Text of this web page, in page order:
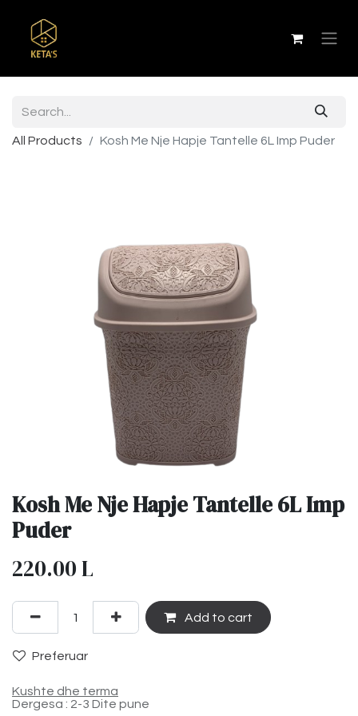
All Products Kosh Me Nje Hapje Tantelle 6L Imp Puder
Kosh Me Nje Hapje Tantelle 6L Imp
Puder
220.00L
Add to cart
Preferuar
Kushte dhe terma
Dergesa : 2-3 Dite pune